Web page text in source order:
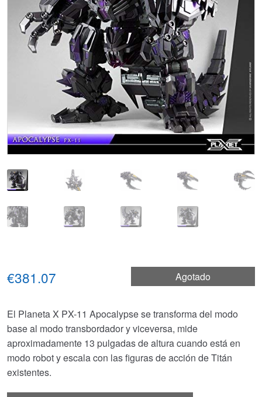
Agotado
€381.07
El Planeta X PX-11 Apocalypse se transforma del modo
base al modo transbordador y viceversa, mide
aproximadamente 13 pulgadas de altura cuando está en
modo robot y escala con las figuras de acción de Titán
existentes.